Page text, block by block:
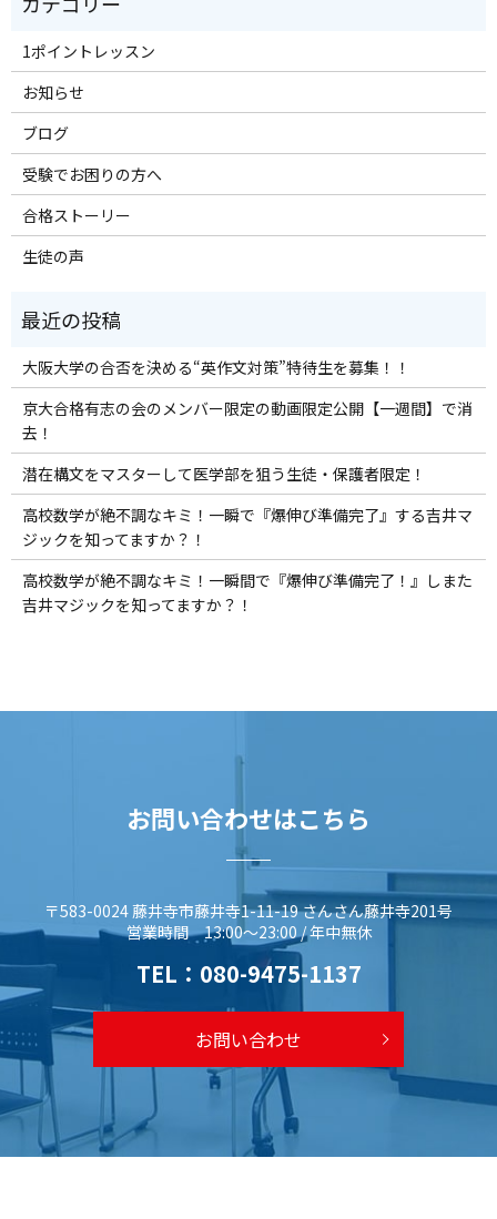
1ポイントレッスン
お知らせ
ブログ
受験でお困りの方へ
合格ストーリー
生徒の声
大阪大学の合否を決める“英作文対策”特待生を募集！！
京大合格有志の会のメンバー限定の動画限定公開【一週間】で消
去！
潜在構文をマスターして医学部を狙う生徒・保護者限定！
高校数学が絶不調なキミ！一瞬で『爆伸び準備完了』する吉井マ
ジックを知ってますか？！
高校数学が絶不調なキミ！一瞬間で『爆伸び準備完了！』しまた
吉井マジックを知ってますか？！
お問い合わせはこちら
〒583-0024 藤井寺市藤井寺1-11-19 さんさん藤井寺201号
営業時間 13:00～23:00 / 年中無休
TEL： 080-9475-1137
お問い合わせ